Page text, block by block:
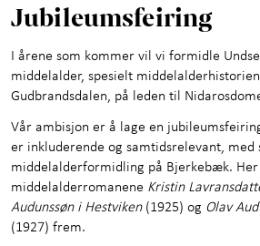
Om oss
Jubileumsfeiring
I årene som kommer vil vi formidle
middelalder, spesielt
Gudbrandsdalen, på leden til
Vår ambisjon er å lage en
er inkluderende og samtidsrelevant, med
middelalderformidling på Bjerkebæk.
middelalderromanene Kristin
Audunssøn i Hestviken(1925) og Olav
(1927) frem.